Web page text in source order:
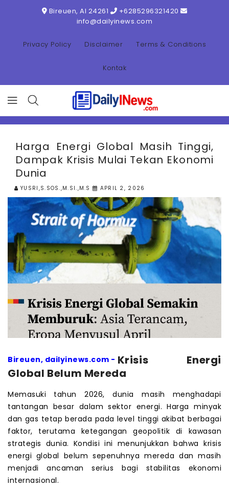
Bireuen, AI 24261
+6285296321420
info@dailyinews.com
Privacy Policy Disclaimer Terms & Conditions
Kontak
Harga Energi Global Masih Tinggi,
Dampak Krisis Mulai Tekan Ekonomi
Dunia
YUSRI,S.SOS.,M.SI.,M.S APRIL 2, 2026
Bireuen, dailyinews.com - Krisis Energi
Global Belum Mereda
Memasuki tahun 2026, dunia masih menghadapi
tantangan besar dalam sektor energi. Harga minyak
dan gas tetap berada pada level tinggi akibat berbagai
faktor, terutama ketegangan geopolitik di kawasan
strategis dunia. Kondisi ini menunjukkan bahwa krisis
energi global belum sepenuhnya mereda dan masih
menjadi ancaman serius bagi stabilitas ekonomi
internasional.